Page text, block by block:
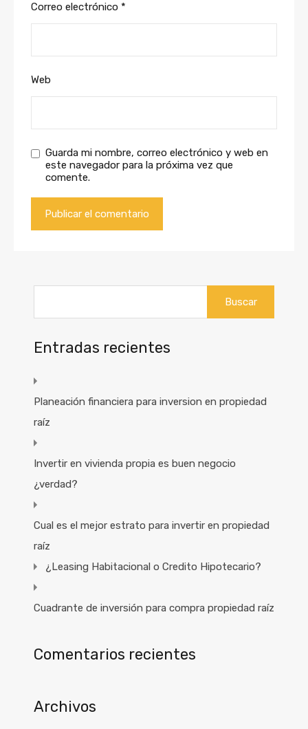
Correo electrónico *
Web
Guarda mi nombre, correo electrónico y web en
este navegador para la próxima vez que
comente.
Entradas recientes
Planeación financiera para inversion en propiedad
raíz
Invertir en vivienda propia es buen negocio
¿verdad?
Cual es el mejor estrato para invertir en propiedad
raíz
¿Leasing Habitacional o Credito Hipotecario?
Cuadrante de inversión para compra propiedad raíz
Comentarios recientes
Archivos